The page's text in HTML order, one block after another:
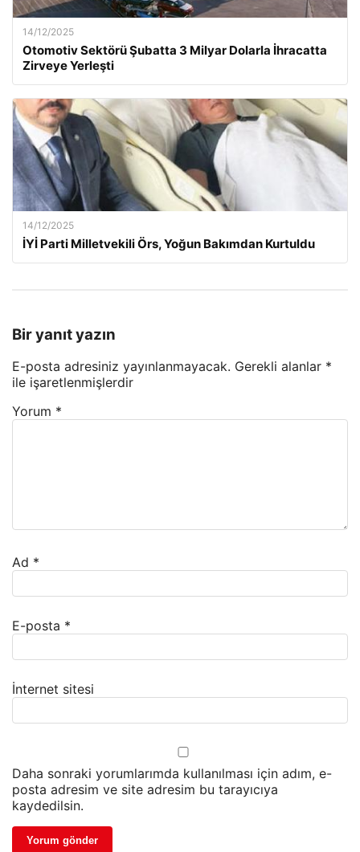
14/12/2025
Otomotiv Sektörü Şubatta 3 Milyar Dolarla İhracatta
Zirveye Yerleşti
14/12/2025
İYİ Parti Milletvekili Örs, Yoğun Bakımdan Kurtuldu
Bir yanıt yazın
E-posta adresiniz yayınlanmayacak. Gerekli alanlar *
ile işaretlenmişlerdir
Yorum *
Ad *
E-posta *
İnternet sitesi
Daha sonraki yorumlarımda kullanılması için adım, e-
posta adresim ve site adresim bu tarayıcıya
kaydedilsin.